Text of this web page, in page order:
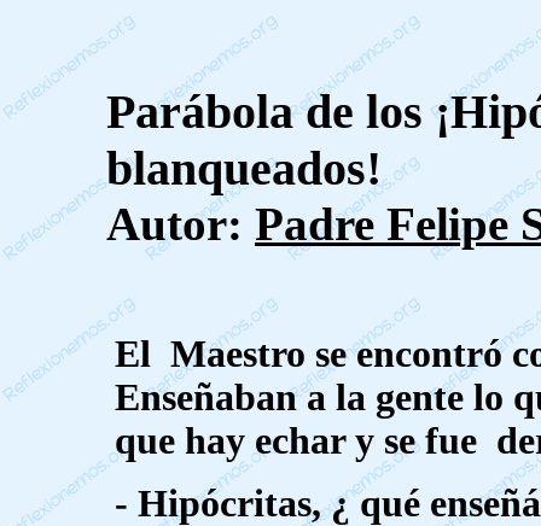
Parábola de los
blanqueados!
Autor: Padre Felipe
El Maestro se encontró
Enseñaban a la gente lo
que hay echar y se fue
- Hipócritas, ¿ qué